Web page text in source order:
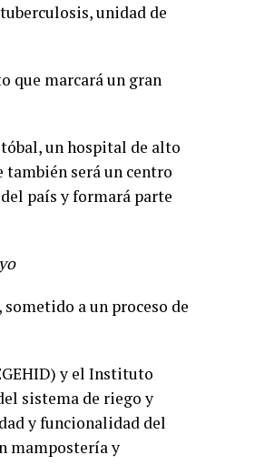
unidad de
que marcará un gran
un hospital de alto
también será un centro
país y formará parte
a un proceso de
y el Instituto
sistema de riego y
y funcionalidad del
mampostería y